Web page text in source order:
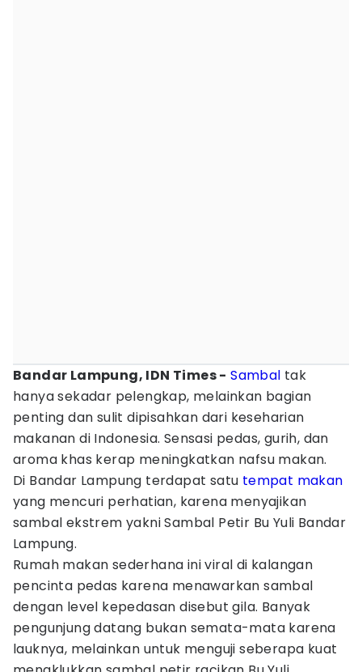
Bandar Lampung, IDN Times - Sambal tak
hanya sekadar pelengkap, melainkan bagian
penting dan sulit dipisahkan dari keseharian
makanan di Indonesia. Sensasi pedas, gurih, dan
aroma khas kerap meningkatkan nafsu makan.
Di Bandar Lampung terdapat satu tempat makan
yang mencuri perhatian, karena menyajikan
sambal ekstrem yakni Sambal Petir Bu Yuli Bandar
Lampung.
Rumah makan sederhana ini viral di kalangan
pencinta pedas karena menawarkan sambal
dengan level kepedasan disebut gila. Banyak
pengunjung datang bukan semata-mata karena
lauknya, melainkan untuk menguji seberapa kuat